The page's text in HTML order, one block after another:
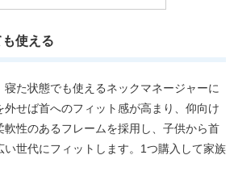
使える
た状態でも使えるネックマネージャーに
外せば首へのフィット感が高まり、仰向け
軟性のあるフレームを採用し、子供から首
い世代にフィットします。1つ購入して家族